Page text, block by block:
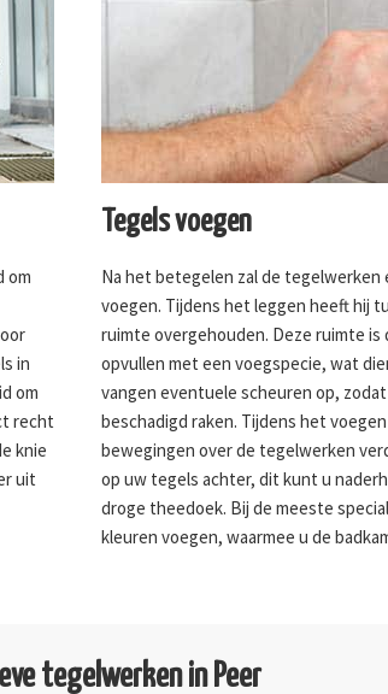
om
in
om
recht
knie
uit
Tegels voegen
Na het betegelen zal de
voegen. Tijdens het leggen heeft hij
ruimte overgehouden. Deze ruimte is
opvullen met een voegspecie, wat
vangen eventuele scheuren op,
beschadigd raken. Tijdens het
bewegingen over de tegelwerken
op uw tegels achter, dit kunt u
droge theedoek. Bij de meeste
kleuren voegen, waarmee u de
tegelwerken in Peer